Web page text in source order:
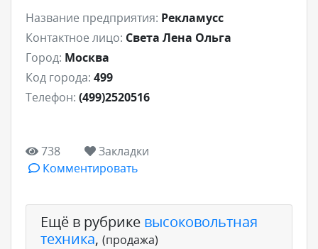
Название предприятия: Рекламусс
Контактное лицо: Света Лена Ольга
Город: Москва
Код города: 499
Телефон: (499)2520516
738
Закладки
Комментировать
Ещё в рубрике высоковольтная
техника, (продажа)